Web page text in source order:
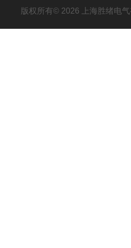
版权所有© 2026 上海胜绪电